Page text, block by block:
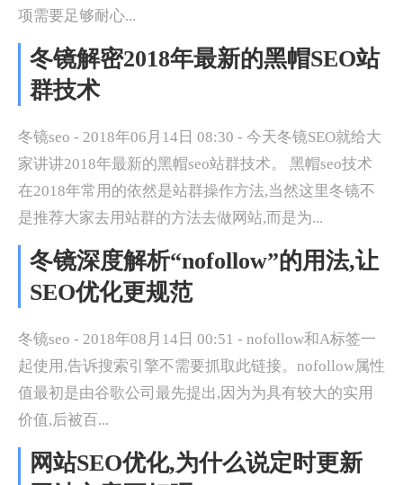
项需要足够耐心...
冬镜解密2018年最新的黑帽SEO站
群技术
冬镜seo - 2018年06月14日 08:30 - 今天冬镜SEO就给大
家讲讲2018年最新的黑帽seo站群技术。 黑帽seo技术
在2018年常用的依然是站群操作方法,当然这里冬镜不
是推荐大家去用站群的方法去做网站,而是为...
冬镜深度解析“nofollow”的用法,让
SEO优化更规范
冬镜seo - 2018年08月14日 00:51 - nofollow和A标签一
起使用,告诉搜索引擎不需要抓取此链接。nofollow属性
值最初是由谷歌公司最先提出,因为为具有较大的实用
价值,后被百...
网站SEO优化,为什么说定时更新